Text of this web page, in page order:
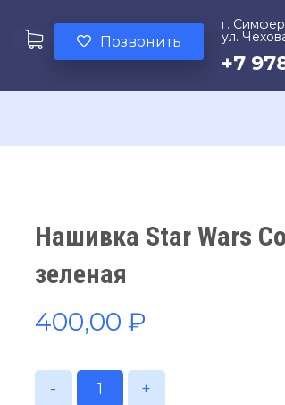
г.
ул.
+7
Позвонить
Нашивка Star Wars
зеленая
400,00 ₽
- +